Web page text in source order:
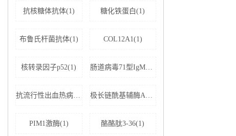
抗核糖体抗体(1) 糖化铁蛋白(1)
布鲁氏杆菌抗体(1) COL12A1(1)
核转录因子p52(1) 肠道病毒71型IgM抗体(1)
抗流行性出血热病毒IgM抗体(1) 极长链酰基辅酶A脱氢酶(1)
PIM1激酶(1) 酪酪肽3-36(1)